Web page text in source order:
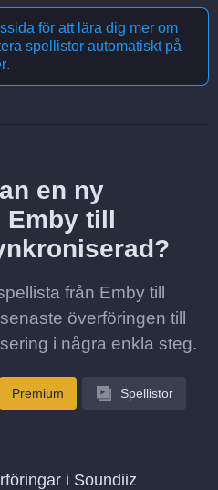
för att lära dig mer om
spellistor automatiskt på
.
en ny
Emby till
från Emby till
överföringen till
i några enkla steg.
Premium Spellistor
i Soundiiz